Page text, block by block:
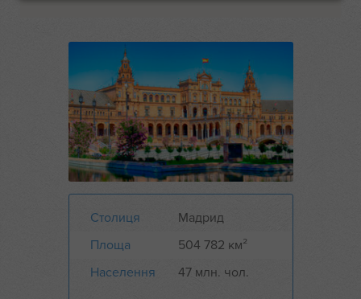
Столиця
Мадрид
Площа
504 782 км²
Населення
47 млн. чол.